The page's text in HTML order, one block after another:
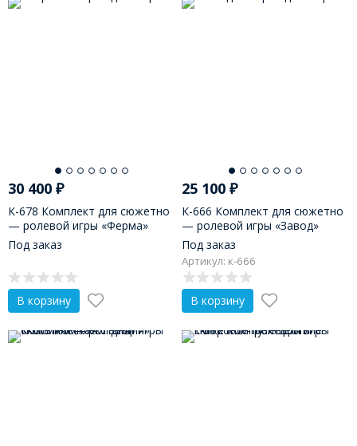
30 400 ₽
К-678 Комплект для сюжетно
— ролевой игры «Ферма»
Под заказ
В корзину
25 100₽
К-666 Комплект для сюжетно
— ролевой игры «Завод»
Под заказ
Артикул: к-666
В корзину